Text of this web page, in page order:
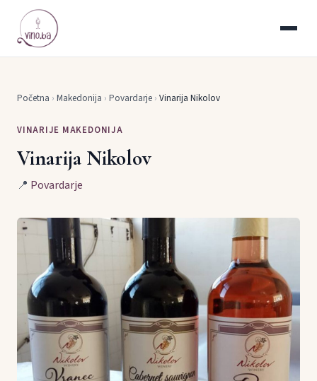
Početna › Makedonija › Povardarje › Vinarija Nikolov
VINARIJE MAKEDONIJA
Vinarija Nikolov
📍 Povardarje